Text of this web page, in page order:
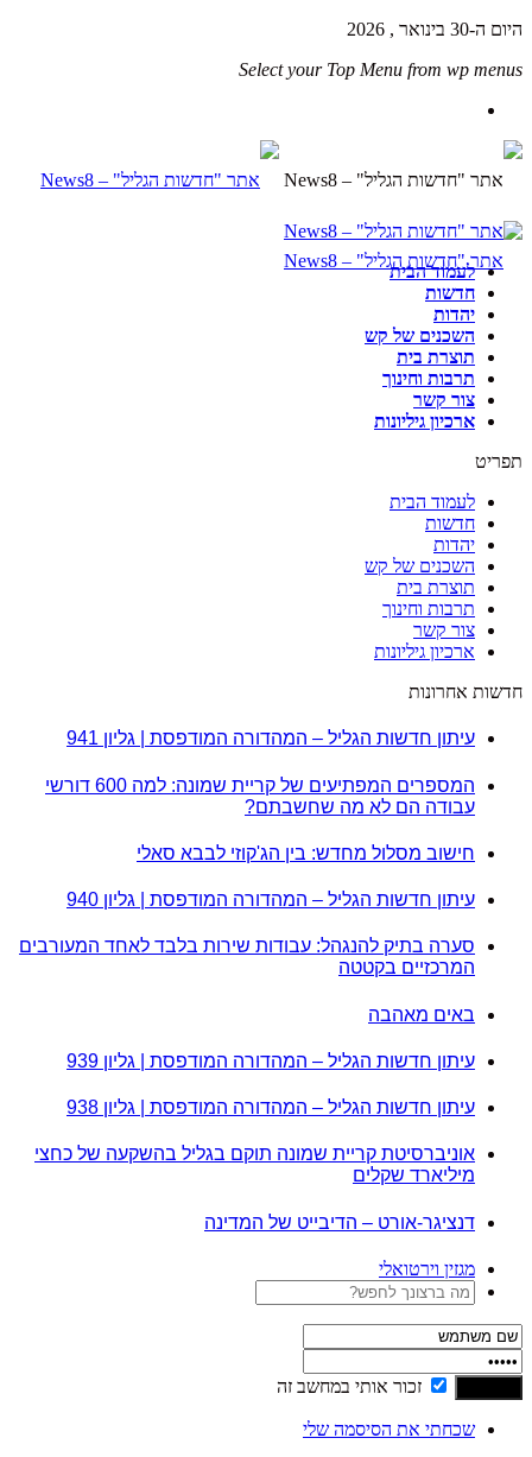
היום ה-30 בינואר , 2026
Select your Top Menu from wp menus
לעמוד הבית
חדשות
יהדות
השכנים של קש
תוצרת בית
תרבות וחינוך
צור קשר
ארכיון גיליונות
תפריט
לעמוד הבית
חדשות
יהדות
השכנים של קש
תוצרת בית
תרבות וחינוך
צור קשר
ארכיון גיליונות
חדשות אחרונות
עיתון חדשות הגליל – המהדורה המודפסת | גליון 941
המספרים המפתיעים של קריית שמונה: למה 600 דורשי
עבודה הם לא מה שחשבתם?
חישוב מסלול מחדש: בין הג'קוזי לבבא סאלי
עיתון חדשות הגליל – המהדורה המודפסת | גליון 940
סערה בתיק להנגהל: עבודות שירות בלבד לאחד המעורבים
המרכזיים בקטטה
באים מאהבה
עיתון חדשות הגליל – המהדורה המודפסת | גליון 939
עיתון חדשות הגליל – המהדורה המודפסת | גליון 938
אוניברסיטת קריית שמונה תוקם בגליל בהשקעה של כחצי
מיליארד שקלים
דנציגר-אורט – הדיבייט של המדינה
מגזין וירטואלי
זכור אותי במחשב זה
שכחתי את הסיסמה שלי